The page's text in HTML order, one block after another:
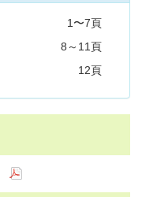
1〜7頁
8～11頁
12頁